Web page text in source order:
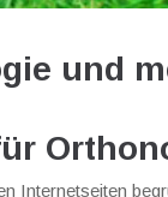
und
Internetseiten